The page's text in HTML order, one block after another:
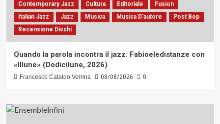
Contemporary Jazz Cultura Editoriale
Fusion
Italian Jazz
Jazz Musica Musica D'autore
Post Bop
Recensione Dischi
Quando la parola incontra il jazz: Fabioeledistanze con
«Illune» (Dodicilune, 2026)
Francesco Cataldo Verrina 08/08/2026 0